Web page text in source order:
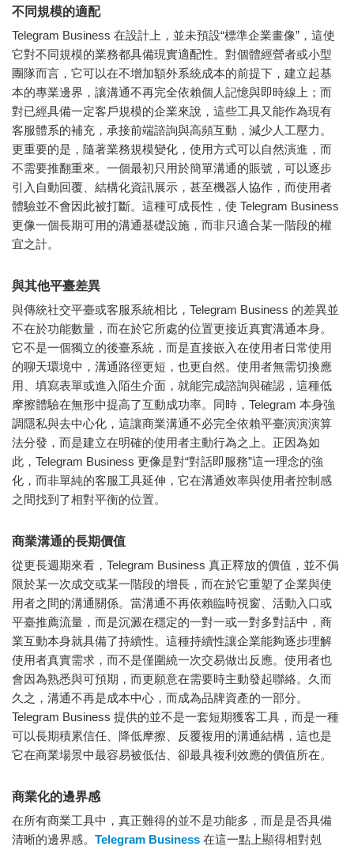
不同規模的適配
Telegram Business 在設計上，並未預設“標準企業畫像”，這使
它對不同規模的業務都具備現實適配性。對個體經營者或小型
團隊而言，它可以在不增加額外系統成本的前提下，建立起基
本的專業邊界，讓溝通不再完全依賴個人記憶與即時線上；而
對已經具備一定客戶規模的企業來說，這些工具又能作為現有
客服體系的補充，承接前端諮詢與高頻互動，減少人工壓力。
更重要的是，隨著業務規模變化，使用方式可以自然演進，而
不需要推翻重來。一個最初只用於簡單溝通的賬號，可以逐步
引入自動回覆、結構化資訊展示，甚至機器人協作，而使用者
體驗並不會因此被打斷。這種可成長性，使 Telegram Business
更像一個長期可用的溝通基礎設施，而非只適合某一階段的權
宜之計。
與其他平臺差異
與傳統社交平臺或客服系統相比，Telegram Business 的差異並
不在於功能數量，而在於它所處的位置更接近真實溝通本身。
它不是一個獨立的後臺系統，而是直接嵌入在使用者日常使用
的聊天環境中，溝通路徑更短，也更自然。使用者無需切換應
用、填寫表單或進入陌生介面，就能完成諮詢與確認，這種低
摩擦體驗在無形中提高了互動成功率。同時，Telegram 本身強
調隱私與去中心化，這讓商業溝通不必完全依賴平臺演演演算
法分發，而是建立在明確的使用者主動行為之上。正因為如
此，Telegram Business 更像是對“對話即服務”這一理念的強
化，而非單純的客服工具延伸，它在溝通效率與使用者控制感
之間找到了相對平衡的位置。
商業溝通的長期價值
從更長週期來看，Telegram Business 真正釋放的價值，並不侷
限於某一次成交或某一階段的增長，而在於它重塑了企業與使
用者之間的溝通關係。當溝通不再依賴臨時視窗、活動入口或
平臺推薦流量，而是沉澱在穩定的一對一或一對多對話中，商
業互動本身就具備了持續性。這種持續性讓企業能夠逐步理解
使用者真實需求，而不是僅圍繞一次交易做出反應。使用者也
會因為熟悉與可預期，而更願意在需要時主動發起聯絡。久而
久之，溝通不再是成本中心，而成為品牌資產的一部分。
Telegram Business 提供的並不是一套短期獲客工具，而是一種
可以長期積累信任、降低摩擦、反覆複用的溝通結構，這也是
它在商業場景中最容易被低估、卻最具複利效應的價值所在。
商業化的邊界感
在所有商業工具中，真正難得的並不是功能多，而是是否具備
清晰的邊界感。 Telegram Business 在這一點上顯得相對剋